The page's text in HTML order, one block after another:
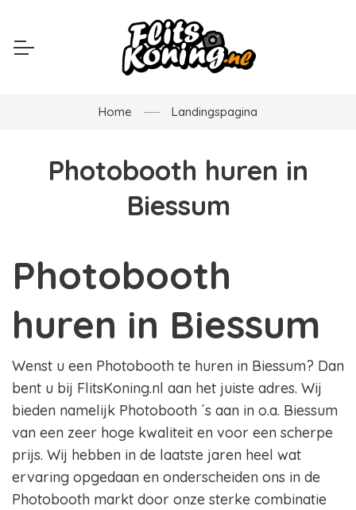
Home Landingspagina
Photobooth huren in
Biessum
Photobooth
huren in Biessum
Wenst u een Photobooth te huren in Biessum? Dan
bent u bij FlitsKoning.nl aan het juiste adres. Wij
bieden namelijk Photobooth ´s aan in o.a. Biessum
van een zeer hoge kwaliteit en voor een scherpe
prijs. Wij hebben in de laatste jaren heel wat
ervaring opgedaan en onderscheiden ons in de
Photobooth markt door onze sterke combinatie